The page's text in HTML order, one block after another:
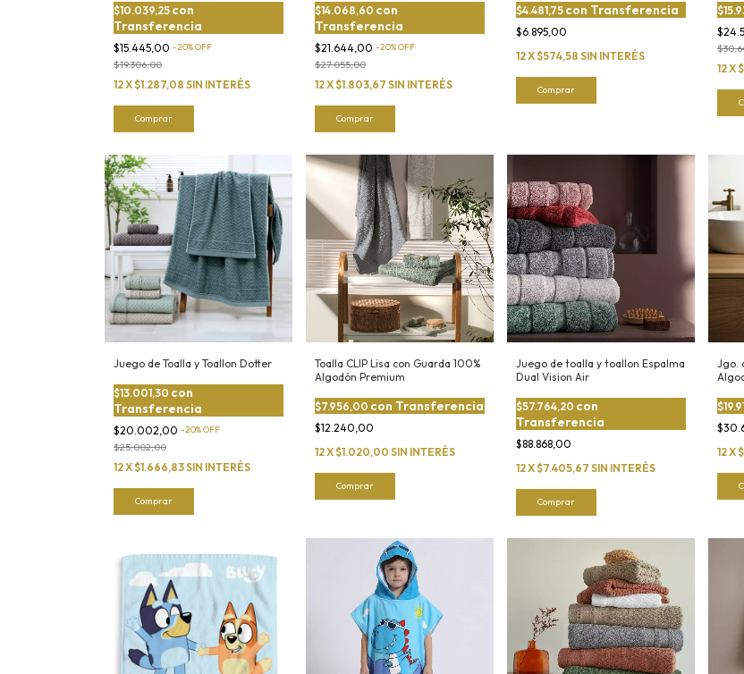
$15.445,00 -20%OFF
$19.306,00
$10.039,25 con
Transferencia
12X$1.287,08 SIN INTERÉS
Comprar
$21.644,00 -20%OFF
$27.055,00
$14.068,60 con
Transferencia
12X$1.803,67 SIN INTERÉS
Comprar
$6.895,00
$4.481,75 con Transferencia
12X$574,58 SIN INTERÉS
Comprar
12X
Juego de Toalla y Toallon Dotter
$20.002,00 -20%OFF
$25.002,00
$13.001,30 con
Transferencia
12X$1.666,83SIN INTERÉS
Comprar
Toalla CLIP Lisa con Guarda 100%
Algodón Premium
$12.240,00
$7.956,00 con Transferencia
12X$1.020,00 SIN INTERÉS
Comprar
Juego de toalla y toallon Espalma
Dual Vision Air
$88.868,00
$57.764,20 con
Transferencia
12X$7.405,67 SIN INTERÉS
Comprar
Jgo.
12X